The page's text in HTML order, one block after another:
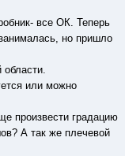
все ОК. Теперь
но пришло
или можно
произвести градацию
А так же плечевой